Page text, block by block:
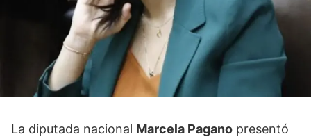
La diputada nacional Marcela Pagano presentó